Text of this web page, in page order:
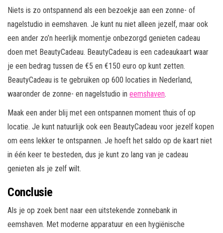
Niets is zo ontspannend als een bezoekje aan een zonne- of
nagelstudio in eemshaven. Je kunt nu niet alleen jezelf, maar ook
een ander zo’n heerlijk momentje onbezorgd genieten cadeau
doen met BeautyCadeau. BeautyCadeau is een cadeaukaart waar
je een bedrag tussen de €5 en €150 euro op kunt zetten.
BeautyCadeau is te gebruiken op 600 locaties in Nederland,
waaronder de zonne- en nagelstudio in eemshaven.
Maak een ander blij met een ontspannen moment thuis of op
locatie. Je kunt natuurlijk ook een BeautyCadeau voor jezelf kopen
om eens lekker te ontspannen. Je hoeft het saldo op de kaart niet
in één keer te besteden, dus je kunt zo lang van je cadeau
genieten als je zelf wilt.
Conclusie
Als je op zoek bent naar een uitstekende zonnebank in
eemshaven. Met moderne apparatuur en een hygiënische